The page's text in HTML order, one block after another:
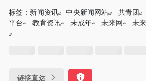
标签： 新闻资讯 中央新闻网站 共青团
平台
教育资讯 未成年 未来网 未
链接直达